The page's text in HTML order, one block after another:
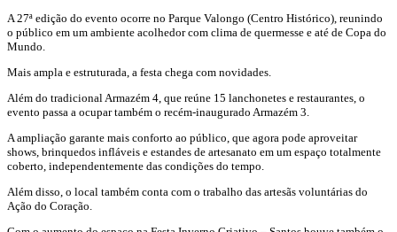
A 27ª edição do evento ocorre no Parque Valongo (Centro Histórico), reunindo
o público em um ambiente acolhedor com clima de quermesse e até de Copa do
Mundo.
Mais ampla e estruturada, a festa chega com novidades.
Além do tradicional Armazém 4, que reúne 15 lanchonetes e restaurantes, o
evento passa a ocupar também o recém-inaugurado Armazém 3.
A ampliação garante mais conforto ao público, que agora pode aproveitar
shows, brinquedos infláveis e estandes de artesanato em um espaço totalmente
coberto, independentemente das condições do tempo.
Além disso, o local também conta com o trabalho das artesãs voluntárias do
Ação do Coração.